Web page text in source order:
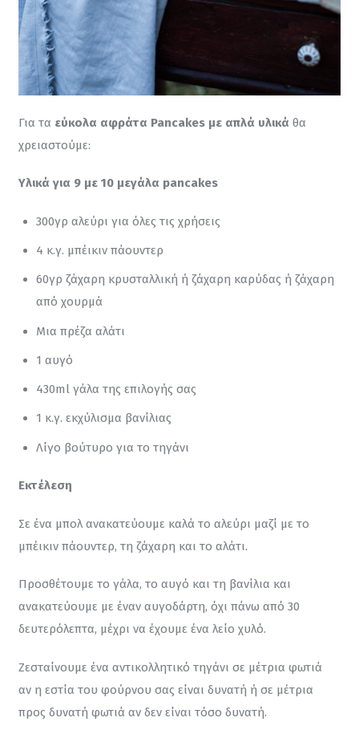
Για τα εύκολα αφράτα Pancakes με απλά υλικά θα
χρειαστούμε:
Υλικά για 9 με 10 μεγάλα pancakes
300γρ αλεύρι για όλες τις χρήσεις
4 κ.γ. μπέικιν πάουντερ
60γρ ζάχαρη κρυσταλλική ή ζάχαρη καρύδας ή ζάχαρη
από χουρμά
Μια πρέζα αλάτι
1 αυγό
430ml γάλα της επιλογής σας
1 κ.γ. εκχύλισμα βανίλιας
Λίγο βούτυρο για το τηγάνι
Εκτέλεση
Σε ένα μπολ ανακατεύουμε καλά το αλεύρι μαζί με το
μπέικιν πάουντερ, τη ζάχαρη και το αλάτι.
Προσθέτουμε το γάλα, το αυγό και τη βανίλια και
ανακατεύουμε με έναν αυγοδάρτη, όχι πάνω από 30
δευτερόλεπτα, μέχρι να έχουμε ένα λείο χυλό.
Ζεσταίνουμε ένα αντικολλητικό τηγάνι σε μέτρια φωτιά
αν η εστία του φούρνου σας είναι δυνατή ή σε μέτρια
προς δυνατή φωτιά αν δεν είναι τόσο δυνατή.